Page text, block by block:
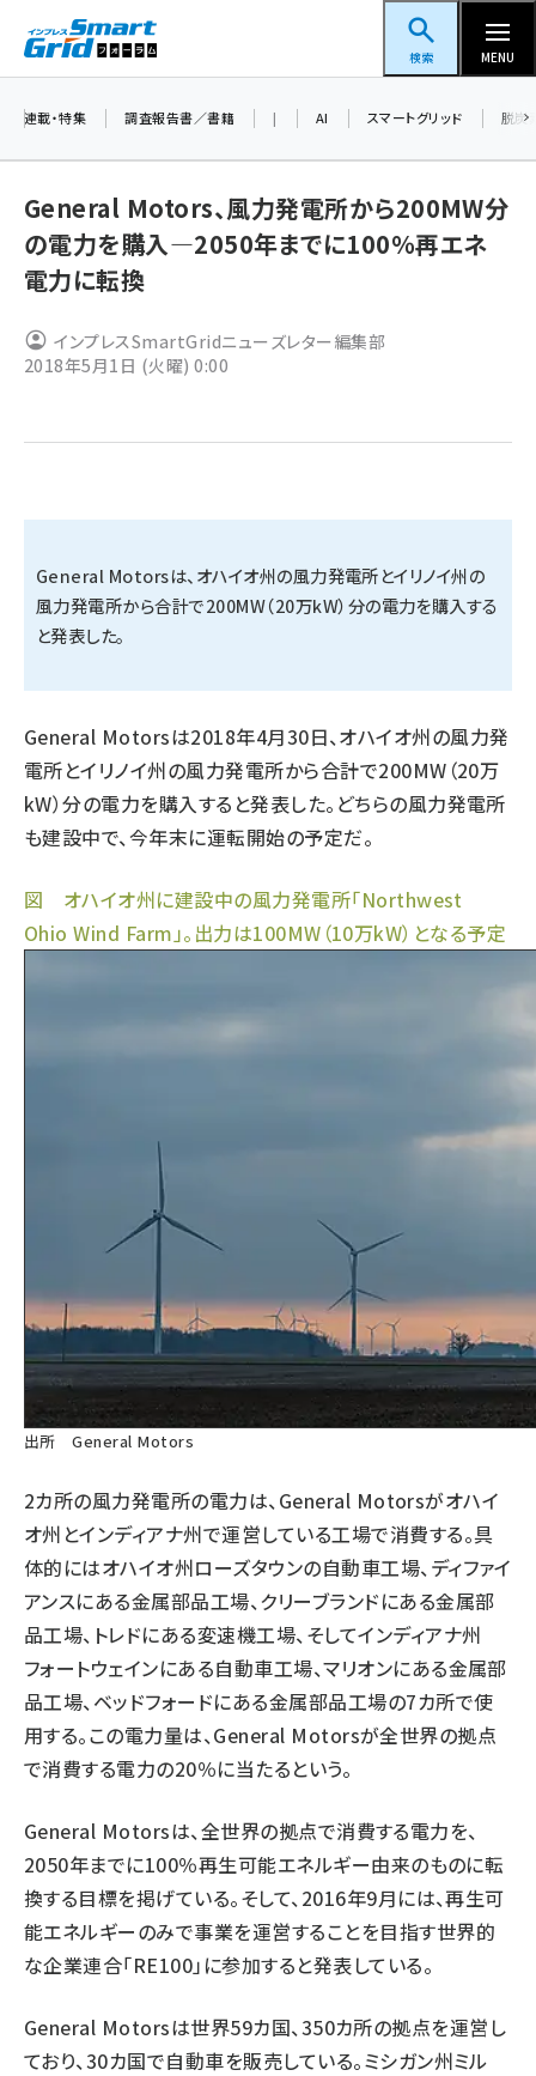
ン
スマートグリッドフォーラム
検索 MENU
蓄電池 (403)
ペロブスカイト (340)
ngn (280)
タンデム (150)
連載・特集 調査報告書／書籍 | AI スマートグリッド 脱炭
General Motors、風力発電所から200MW分
の電力を購入―2050年までに100％再エネ
電力に転換
インプレスSmartGridニューズレター編集部
2018年5月1日 (火曜) 0:00
General Motorsは、オハイオ州の風力発電所とイリノイ州の
風力発電所から合計で200MW（20万kW）分の電力を購入する
と発表した。
General Motorsは2018年4月30日、オハイオ州の風力発
電所とイリノイ州の風力発電所から合計で200MW（20万
kW）分の電力を購入すると発表した。どちらの風力発電所
も建設中で、今年末に運転開始の予定だ。
図 オハイオ州に建設中の風力発電所「Northwest
Ohio Wind Farm」。出力は100MW（10万kW）となる予定
出所 General Motors
2カ所の風力発電所の電力は、General Motorsがオハイ
オ州とインディアナ州で運営している工場で消費する。具
体的にはオハイオ州ローズタウンの自動車工場、ディファイ
アンスにある金属部品工場、クリーブランドにある金属部
品工場、トレドにある変速機工場、そしてインディアナ州
フォートウェインにある自動車工場、マリオンにある金属部
品工場、ベッドフォードにある金属部品工場の7カ所で使
用する。この電力量は、General Motorsが全世界の拠点
で消費する電力の20％に当たるという。
General Motorsは、全世界の拠点で消費する電力を、
2050年までに100％再生可能エネルギー由来のものに転
換する目標を掲げている。そして、2016年9月には、再生可
能エネルギーのみで事業を運営することを目指す世界的
な企業連合「RE100」に参加すると発表している。
General Motorsは世界59カ国、350カ所の拠点を運営し
ており、30カ国で自動車を販売している。ミシガン州ミル